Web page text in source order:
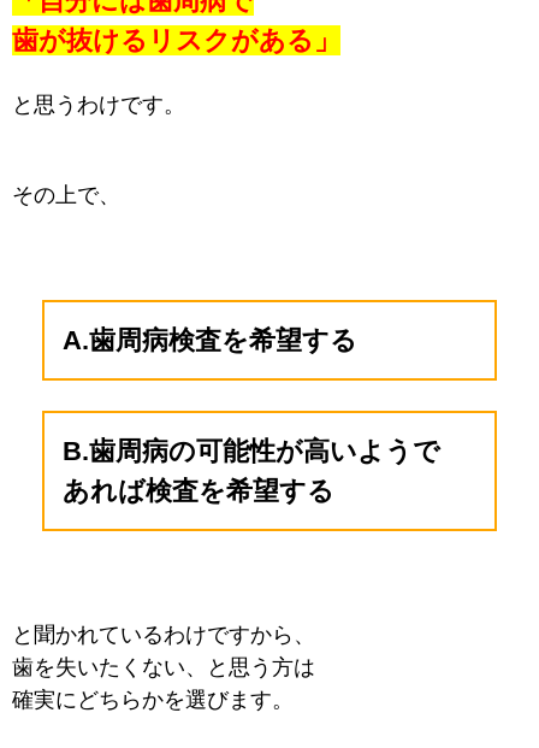
歯が抜けるリスクがある」
と思うわけです。
その上で、
A.歯周病検査を希望する
B.歯周病の可能性が高いようで
あれば検査を希望する
と聞かれているわけですから、
歯を失いたくない、と思う方は
確実にどちらかを選びます。